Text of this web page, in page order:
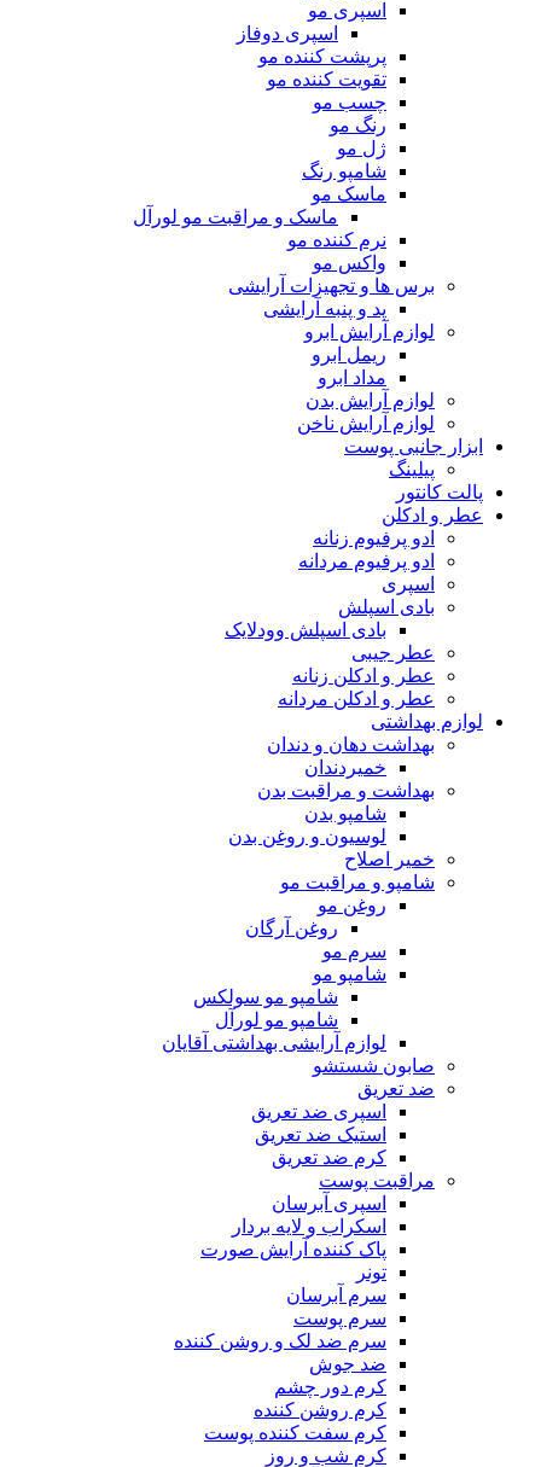
اسپری مو
اسپری دوفاز
پرپشت کننده مو
تقویت کننده مو
چسب مو
رنگ مو
ژل مو
شامپو رنگ
ماسک مو
ماسک و مراقبت مو لورآل
نرم کننده مو
واکس مو
برس ها و تجهیزات آرایشی
پد و پنبه آرایشی
لوازم آرایش ابرو
ریمل ابرو
مداد ابرو
لوازم آرایش بدن
لوازم آرایش ناخن
ابزار جانبی پوست
پیلینگ
پالت کانتور
عطر و ادکلن
ادو پرفیوم زنانه
ادو پرفیوم مردانه
اسپری
بادی اسپلش
بادی اسپلش وودلایک
عطر جیبی
عطر و ادکلن زنانه
عطر و ادکلن مردانه
لوازم بهداشتی
بهداشت دهان و دندان
خمیردندان
بهداشت و مراقبت بدن
شامپو بدن
لوسیون و روغن بدن
خمیر اصلاح
شامپو و مراقبت مو
روغن مو
روغن آرگان
سرم مو
شامپو مو
شامپو مو سولکس
شامپو مو لورآل
لوازم آرایشی بهداشتی آقایان
صابون شستشو
ضد تعریق
اسپری ضد تعریق
استیک ضد تعریق
کرم ضد تعریق
مراقبت پوست
اسپری آبرسان
اسکراب و لایه بردار
پاک کننده آرایش صورت
تونر
سرم آبرسان
سرم پوست
سرم ضد لک و روشن کننده
ضد جوش
کرم دور چشم
کرم روشن کننده
کرم سفت کننده پوست
کرم شب و روز